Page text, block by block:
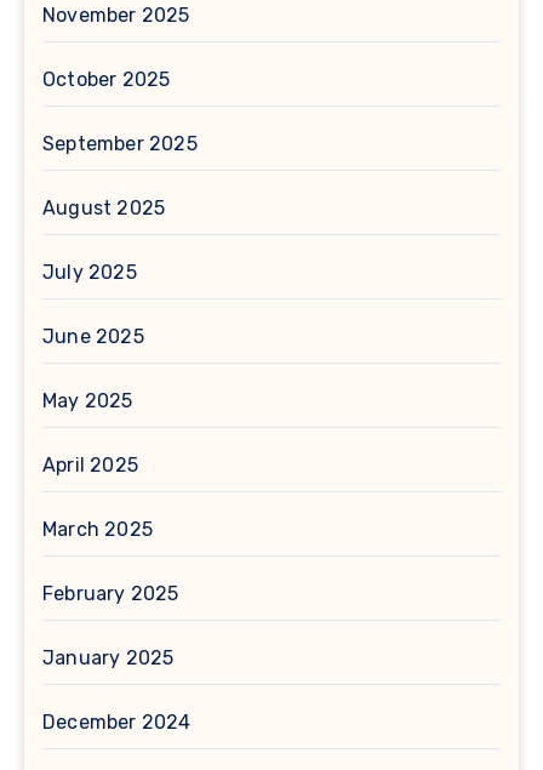
November 2025
October 2025
September 2025
August 2025
July 2025
June 2025
May 2025
April 2025
March 2025
February 2025
January 2025
December 2024